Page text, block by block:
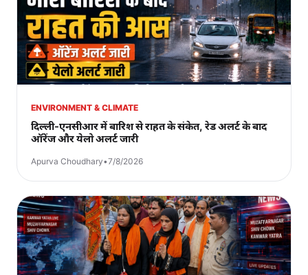
ENVIRONMENT & CLIMATE
दिल्ली-एनसीआर में बारिश से राहत के संकेत, रेड अलर्ट के बाद
ऑरेंज और येलो अलर्ट जारी
Apurva Choudhary•7/8/2026